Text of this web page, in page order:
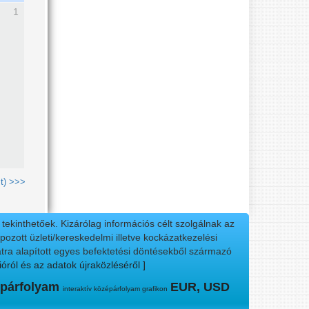
1
>>>
Kizárólag információs célt szolgálnak az
üzleti/kereskedelmi illetve kockázatkezelési
alapított egyes befektetési döntésekből származó
és az adatok újraközléséről ]
interaktív középárfolyam grafikon EUR, USD